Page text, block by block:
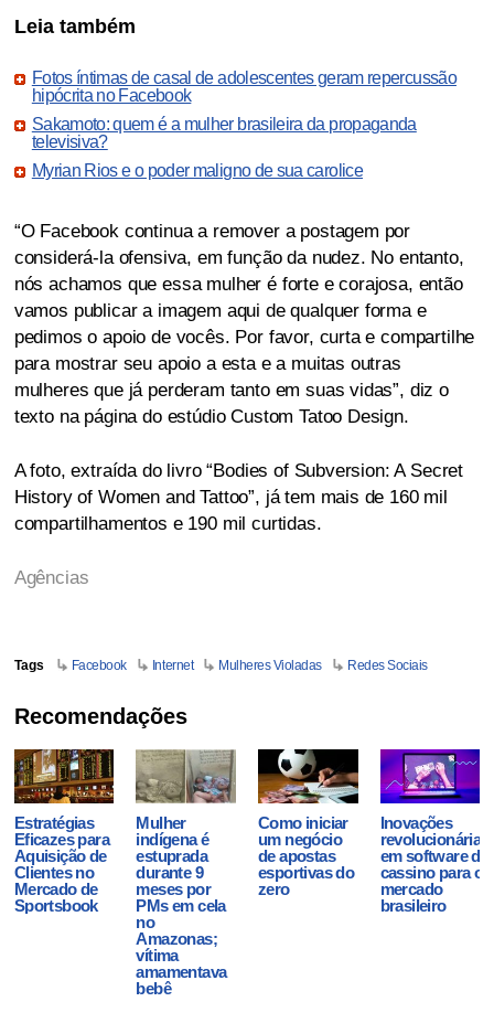
Leia também
Fotos íntimas de casal de adolescentes geram repercussão
hipócrita no Facebook
Sakamoto: quem é a mulher brasileira da propaganda
televisiva?
Myrian Rios e o poder maligno de sua carolice
“O Facebook continua a remover a postagem por
considerá-la ofensiva, em função da nudez. No entanto,
nós achamos que essa mulher é forte e corajosa, então
vamos publicar a imagem aqui de qualquer forma e
pedimos o apoio de vocês. Por favor, curta e compartilhe
para mostrar seu apoio a esta e a muitas outras
mulheres que já perderam tanto em suas vidas”, diz o
texto na página do estúdio Custom Tatoo Design.
A foto, extraída do livro “Bodies of Subversion: A Secret
History of Women and Tattoo”, já tem mais de 160 mil
compartilhamentos e 190 mil curtidas.
Agências
Tags Facebook Internet Mulheres Violadas Redes Sociais
Recomendações
Estratégias
Eficazes para
Aquisição de
Clientes no
Mercado de
Sportsbook
Mulher
indígena é
estuprada
durante 9
meses por
PMs em cela
no
Amazonas;
vítima
amamentava
bebê
Como iniciar
um negócio
de apostas
esportivas do
zero
Inovações
revolucionárias
em software de
cassino para o
mercado
brasileiro